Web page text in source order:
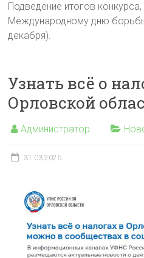
Подведение итогов
Международному дню
декабря).
Узнать всё о
Орловской
Администратор
31.03.2026